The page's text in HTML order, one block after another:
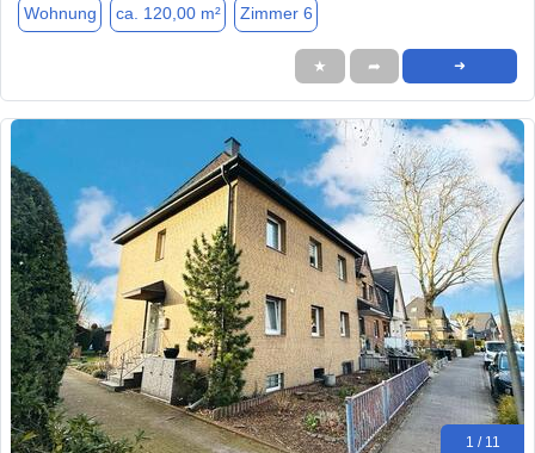
Wohnung ca. 120,00 m² Zimmer 6
★ ➦ ➜
1 / 11